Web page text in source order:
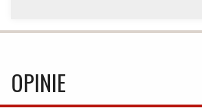
OPINIE